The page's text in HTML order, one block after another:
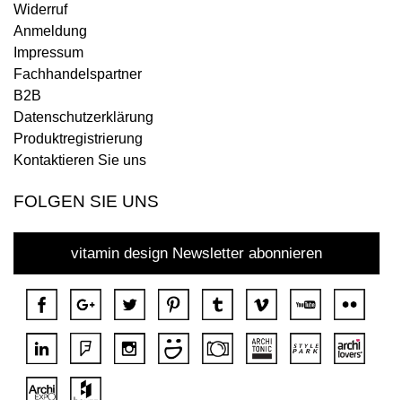
Widerruf
Anmeldung
Impressum
Fachhandelspartner
B2B
Datenschutzerklärung
Produktregistrierung
Kontaktieren Sie uns
FOLGEN SIE UNS
vitamin design Newsletter abonnieren